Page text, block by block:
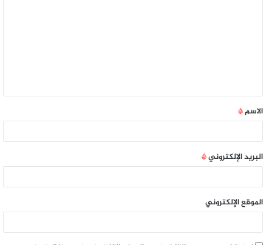
الاسم*
البريد الإلكتروني*
الموقع الإلكتروني